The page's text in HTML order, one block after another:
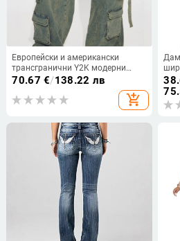
Европейски и американски
трансгранични Y2K модерни
улични хип-хоп карго панталони,
широки карго дънки с широки
крачоли
70.67 €/138.22 лв
add_shopping_cart